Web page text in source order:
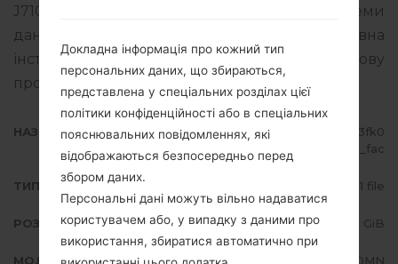
J710MNUBU4CRK1. Версія операційної системи
даної прошивки Android Oreo 8.1.0. Повна
інструкція про те, як прошивати стокову
прошивку на пристроях Samsung
НАЗВА ФАЙЛУ
SM-J710MN_1_20190115100940_3fk0
58223r_fac
ТИП ПРОШИВКИ 1 file
РОЗМІР ФАЙЛУ 1.98 GiB
МОДЕЛЬ Samsung SM-J710MN
Докладна інформація про кожний тип
персональних даних, що збираються,
представлена у спеціальних розділах цієї
політики конфіденційності або в спеціальних
пояснювальних повідомленнях, які
відображаються безпосередньо перед
збором даних.
Персональні дані можуть вільно надаватися
користувачем або, у випадку з даними про
використання, збиратися автоматично при